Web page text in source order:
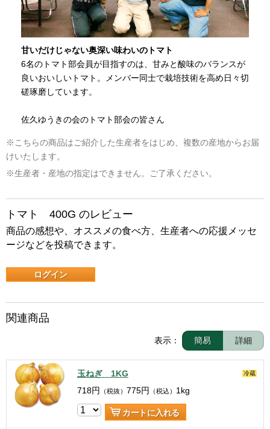
甘いだけじゃない奥深い味わいのトマト
6名のトマト部会員が目指すのは、甘みと酸味のバランスが
良いおいしいトマト。メンバー同士で栽培技術を高め日々切
磋琢磨しています。
佐久ゆうきの会のトマト部会の皆さん
※こちらの商品はご紹介した生産者をはじめ、複数の産地からお届
けいたします。
※生産者・産地の指定はできません。ご了承ください。
トマト 400G のレビュー
商品の感想や、オススメの食べ方、生産者への応援メッセ
ージなどを投稿できます。
ログイン
関連商品
表示： 簡易 詳細
玉ねぎ 1KG 冷蔵
718円 （税抜） 775円 （税込） 1kg
カートに入れる